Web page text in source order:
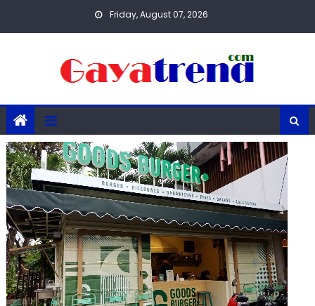
Friday, August 07, 2026